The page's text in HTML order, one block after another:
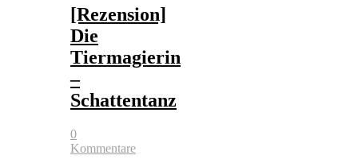
[Rezension]
Die
Tiermagierin
–
Schattentanz
0
Kommentare